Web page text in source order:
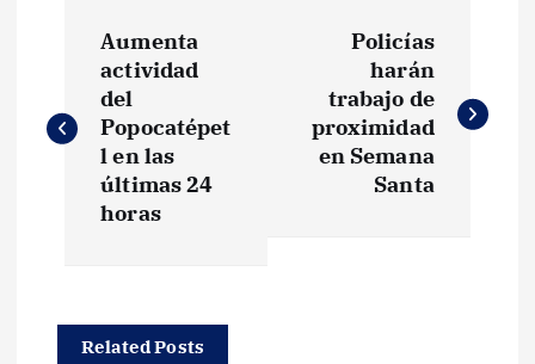
v
a
Aumenta
actividad
del
Popocatépet
l en las
últimas 24
horas
Policías
harán
trabajo de
proximidad
en Semana
Santa
Related Posts